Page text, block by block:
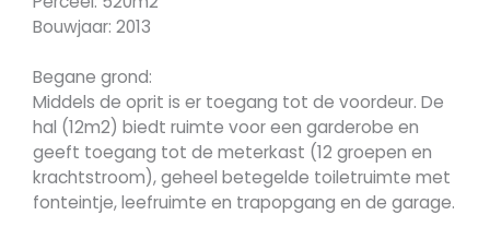
Bouwjaar: 2013
Begane grond:
Middels de oprit is er toegang tot de voordeur. De
hal (12m2) biedt ruimte voor een garderobe en
geeft toegang tot de meterkast (12 groepen en
krachtstroom), geheel betegelde toiletruimte met
fonteintje, leefruimte en trapopgang en de garage.